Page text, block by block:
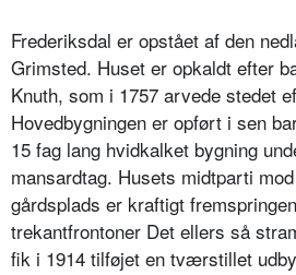
Frederiksdal er opstået af den
Grimsted. Huset er opkaldt efter
Knuth, som i 1757 arvede stedet
Hovedbygningen er opført i sen
15 fag lang hvidkalket bygning
mansardtag. Husets midtparti
gårdsplads er kraftigt
trekantfrontoner Det ellers så
fik i 1914 tilføjet en tværstillet